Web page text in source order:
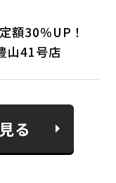
額30％UP！
山41号店
る